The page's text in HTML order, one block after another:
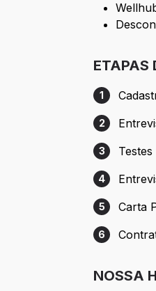
ETAPAS
Etapa 1:
1
Etapa 2:
2
Etapa 3:
3 Testes
Etapa 4:
4
Etapa 5:
5 Carta
Etapa 6:
6
NOSSA